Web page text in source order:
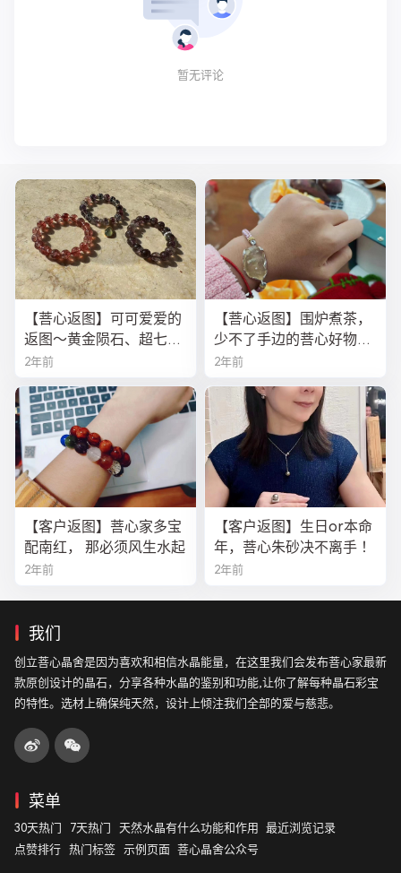
暂无评论
【菩心返图】可可爱爱的
返图～黄金陨石、超七、
金草莓晶
2年前
【菩心返图】围炉煮茶，
少不了手边的菩心好物！
今年的黄金陨石龙鳞绳
2年前
【客户返图】菩心家多宝
配南红， 那必须风生水起
2年前
【客户返图】生日or本命
年，菩心朱砂决不离手 ！
2年前
我们
创立菩心晶舍是因为喜欢和相信水晶能量，在这里我们会发布菩心家最新
款原创设计的晶石，分享各种水晶的鉴别和功能,让你了解每种晶石彩宝
的特性。选材上确保纯天然，设计上倾注我们全部的爱与慈悲。
菜单
30天热门 7天热门 天然水晶有什么功能和作用
最近浏览记录
点赞排行 热门标签 示例页面 菩心晶舍公众号